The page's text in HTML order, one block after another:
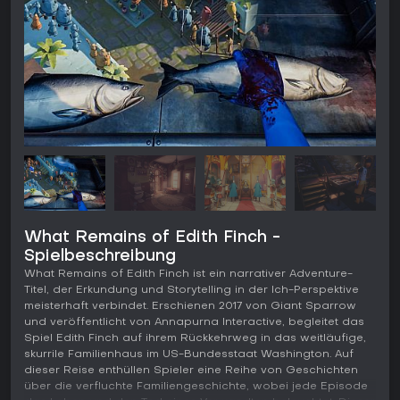
What Remains of Edith Finch -
Spielbeschreibung
What Remains of Edith Finch ist ein narrativer Adventure-
Titel, der Erkundung und Storytelling in der Ich-Perspektive
meisterhaft verbindet. Erschienen 2017 von Giant Sparrow
und veröffentlicht von Annapurna Interactive, begleitet das
Spiel Edith Finch auf ihrem Rückkehrweg in das weitläufige,
skurrile Familienhaus im US-Bundesstaat Washington. Auf
dieser Reise enthüllen Spieler eine Reihe von Geschichten
über die verfluchte Familiengeschichte, wobei jede Episode